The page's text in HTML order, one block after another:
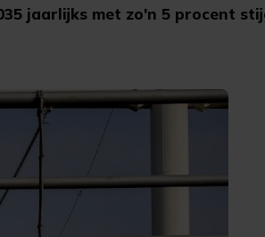
jaarlijks met zo'n 5 procent